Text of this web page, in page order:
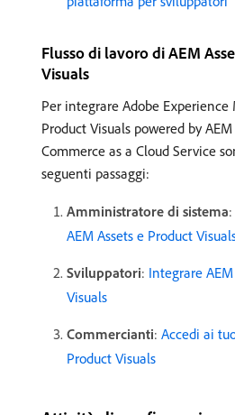
Flusso di lavoro di AEM
Visuals
Per integrare Adobe Experience
Product Visuals powered by
Commerce as a Cloud Service
seguenti passaggi:
Amministratore di sistema:
AEM Assets e Product
Sviluppatori: Integrare
Visuals
Commercianti: Accedi ai
Product Visuals